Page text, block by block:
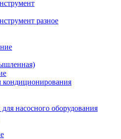
разное
насосного оборудования